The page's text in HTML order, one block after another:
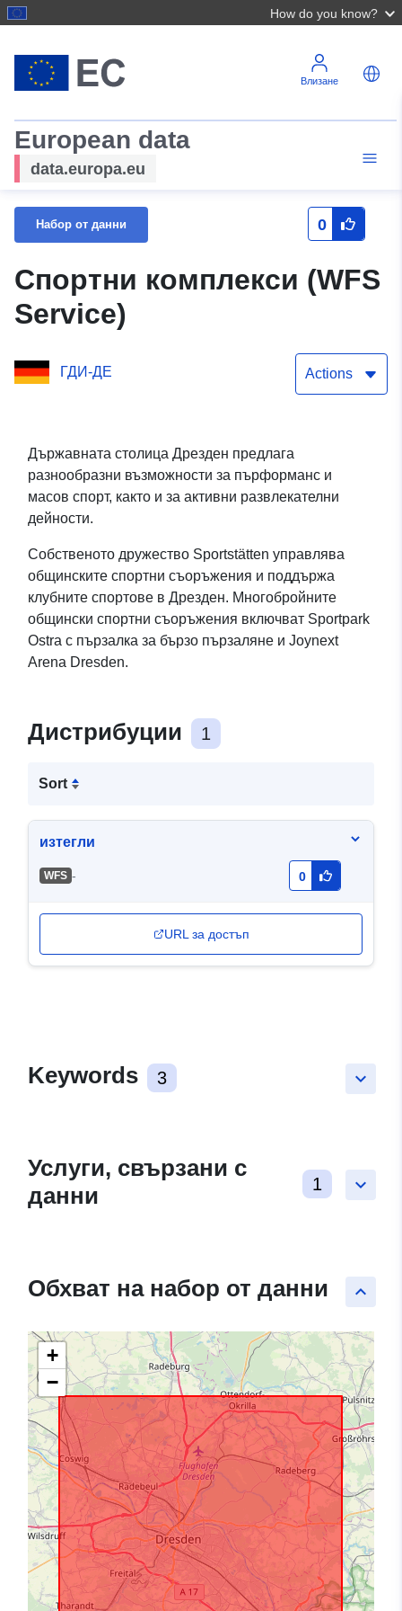
How do you know?
Влизане
European data
data.europa.eu
Набор от данни 0
Спортни комплекси (WFS
Service)
ГДИ-ДЕ Actions
Държавната столица Дрезден предлага
разнообразни възможности за пърформанс и
масов спорт, както и за активни развлекателни
дейности.
Собственото дружество Sportstätten управлява
общинските спортни съоръжения и поддържа
клубните спортове в Дрезден. Многобройните
общински спортни съоръжения включват Sportpark
Ostra с пързалка за бързо пързаляне и Joynext
Arena Dresden.
Дистрибуции 1
Sort
изтегли
WFS - 0
URL за достъп
keyboard_arrow_down
Keywords 3
keyboard_arrow_down
Услуги, свързани с
данни
1
keyboard_arrow_up
Обхват на набор от данни
+
−